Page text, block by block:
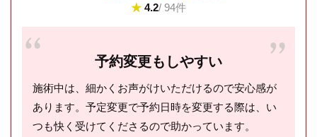
★ 4.2/ 94件
予約変更もしやすい
施術中は、細かくお声がけいただけるので安心感が
あります。予定変更で予約日時を変更する際は、い
つも快く受けてくださるので助かっています。